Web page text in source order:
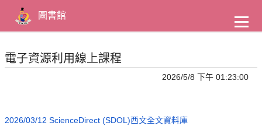
主
要
容
圖書館
電子資源利用線上課程
2026/5/8 下午 01:23:00
2026/03/12 ScienceDirect (SDOL)西文全文資料庫